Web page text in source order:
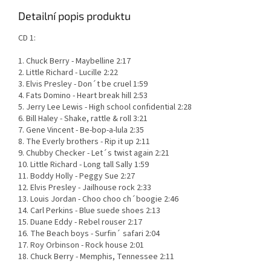
Detailní popis produktu
CD 1:
1. Chuck Berry - Maybelline 2:17
2. Little Richard - Lucille 2:22
3. Elvis Presley - Don´t be cruel 1:59
4. Fats Domino - Heart break hill 2:53
5. Jerry Lee Lewis - High school confidential 2:28
6. Bill Haley - Shake, rattle & roll 3:21
7. Gene Vincent - Be-bop-a-lula 2:35
8. The Everly brothers - Rip it up 2:11
9. Chubby Checker - Let´s twist again 2:21
10. Little Richard - Long tall Sally 1:59
11. Boddy Holly - Peggy Sue 2:27
12. Elvis Presley - Jailhouse rock 2:33
13. Louis Jordan - Choo choo ch´boogie 2:46
14. Carl Perkins - Blue suede shoes 2:13
15. Duane Eddy - Rebel rouser 2:17
16. The Beach boys - Surfin´ safari 2:04
17. Roy Orbinson - Rock house 2:01
18. Chuck Berry - Memphis, Tennessee 2:11